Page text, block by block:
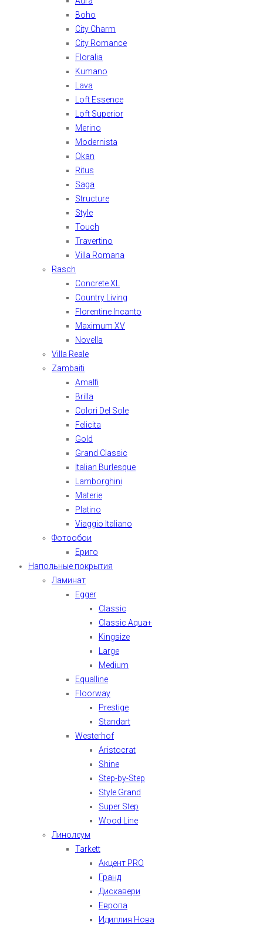
Boho
City Charm
City Romance
Floralia
Kumano
Lava
Loft Essence
Loft Superior
Merino
Modernista
Okan
Ritus
Saga
Structure
Style
Touch
Travertino
Villa Romana
Rasch
Concrete XL
Country Living
Florentine Incanto
Maximum XV
Novella
Villa Reale
Zambaiti
Amalfi
Brilla
Colori Del Sole
Felicita
Gold
Grand Classic
Italian Burlesque
Lamborghini
Materie
Platino
Viaggio Italiano
Фотообои
Ериго
Напольные покрытия
Ламинат
Egger
Classic
Classic Aqua+
Kingsize
Large
Medium
Equalline
Floorway
Prestige
Standart
Westerhof
Aristocrat
Shine
Step-by-Step
Style Grand
Super Step
Wood Line
Линолеум
Tarkett
Акцент PRO
Гранд
Дискавери
Европа
Идиллия Нова